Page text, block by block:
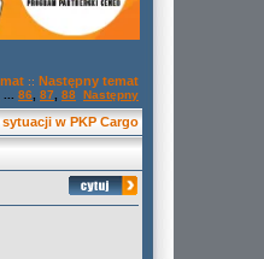
:: Następny temat
86 87 88 Następny
w PKP Cargo